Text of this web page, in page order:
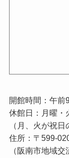
開館時間：午前
休館日：月曜・
（月、火が祝
住所：〒599-
（阪南市地域交